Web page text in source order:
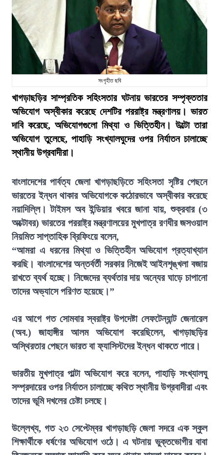
সংগৃহীত ছবি
খাগড়াছড়ির সাম্প্রতিক সহিংসতার ঘটনায় ভারতের সম্পৃক্ততার
অভিযোগ অস্বীকার করেছে দেশটির পররাষ্ট্র মন্ত্রণালয়। ভারত
দাবি করেছে, অভিযোগগুলো মিথ্যা ও ভিত্তিহীন। উল্টো তারা
অভিযোগ তুলেছে, পাহাড়ি সংখ্যালঘুদের ওপর নির্যাতন চালাচ্ছে
স্থানীয় উগ্রবাদীরা।
বাংলাদেশের পার্বত্য জেলা খাগড়াছড়িতে সহিংসতা সৃষ্টির পেছনে
ভারতের ইন্ধন থাকার অভিযোগকে কঠোরভাবে অস্বীকার করেছে
নয়াদিল্লি। টাইমস অব ইন্ডিয়ার খবরে জানা যায়, শুক্রবার (৩
অক্টোবর) ভারতের পররাষ্ট্র মন্ত্রণালয়ের মুখপাত্র রণধীর জসওয়াল
নিয়মিত সাপ্তাহিক ব্রিফিংয়ে বলেন,
“আমরা এ ধরনের মিথ্যা ও ভিত্তিহীন অভিযোগ প্রত্যাখ্যান
করছি। বাংলাদেশের অন্তর্বর্তী সরকার নিজেই আইনশৃঙ্খলা বজায়
রাখতে ব্যর্থ হচ্ছে। নিজেদের ব্যর্থতার দায় অন্যের ঘাড়ে চাপানো
তাদের অভ্যাসে পরিণত হয়েছে।”
এর আগে গত সোমবার স্বরাষ্ট্র উপদেষ্টা লেফটেন্যান্ট জেনারেল
(অব.) জাহাঙ্গীর আলম অভিযোগ করেছিলেন, খাগড়াছড়ির
অস্থিরতার পেছনে ভারত বা ফ্যাসিস্টদের ইন্ধন থাকতে পারে।
ভারতীয় মুখপাত্র পাল্টা অভিযোগ করে বলেন, পাহাড়ি সংখ্যালঘু
সম্প্রদায়ের ওপর নির্যাতন চালাচ্ছে কথিত স্থানীয় উগ্রবাদীরা এবং
তাদের ভূমি দখলের চেষ্টা চলছে।
উল্লেখ্য, গত ২৩ সেপ্টেম্বর খাগড়াছড়ি জেলা সদরে এক স্কুল
শিক্ষার্থীকে ধর্ষণের অভিযোগ ওঠে। এ ঘটনায় ভুক্তভোগীর বাবা